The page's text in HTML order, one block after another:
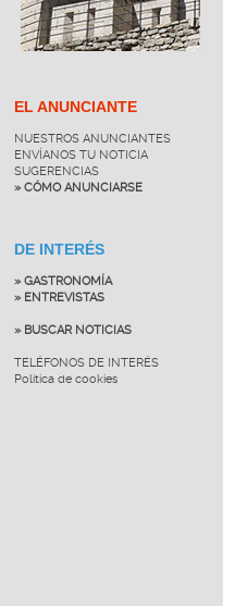
EL ANUNCIANTE
NUESTROS ANUNCIANTES
ENVÍANOS TU NOTICIA
SUGERENCIAS
» CÓMO ANUNCIARSE
DE INTERÉS
» GASTRONOMÍA
» ENTREVISTAS
» BUSCAR NOTICIAS
TELÉFONOS DE INTERÉS
Política de cookies